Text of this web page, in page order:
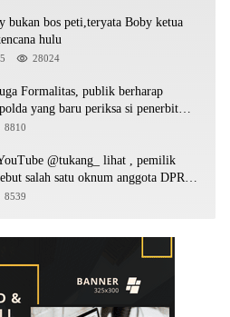
bukan bos peti,teryata Boby ketua
hulu
28024
Formalitas, publik berharap
yang baru periksa si penerbit
lepaskan DPO
8810
@tukang_ lihat , pemilik
salah satu oknum anggota DPRD
sebagai cukong peti Kapolda yang
8539